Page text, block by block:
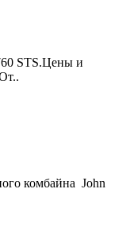
STS.Цены и
комбайна John